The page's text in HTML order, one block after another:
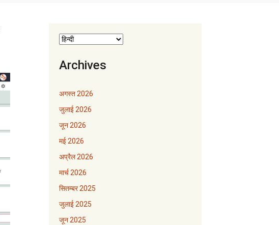
Archives
अगस्त 2026
जुलाई 2026
जून 2026
मई 2026
अप्रैल 2026
मार्च 2026
सितम्बर 2025
जुलाई 2025
जून 2025